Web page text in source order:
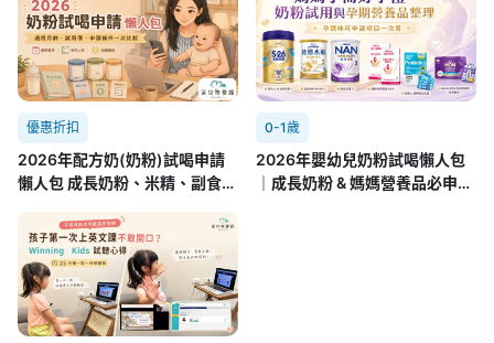
優惠折扣
2026年配方奶(奶粉)試喝申請
懶人包 成長奶粉、米精、副食品
0-1歲
2026年嬰幼兒奶粉試喝懶人包
｜成長奶粉 & 媽媽營養品必申請